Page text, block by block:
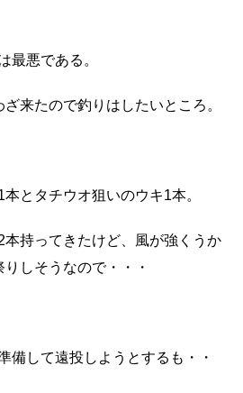
最悪である。
来たので釣りはしたいところ。
とタチウオ狙いのウキ1本。
持ってきたけど、風が強くうか
しそうなので・・・
備して遠投しようとするも・・